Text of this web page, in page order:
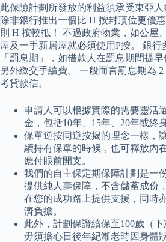
此保險計劃所發放的利益須承受東亞人
除非銀行推出一個比 H 按封頂位更優
則 H 按較抵！ 不過政府物業，如公屋
屋及一手新居屋就必須使用P按。 銀行
「罰息期」，如借款人在罰息期間提
另外繳交手續費。 一般而言罰息期為
考貸款信。
申請人可以根據實際的需要靈活
金，包括10年、15年、20年或終
保單逆按同逆按揭的理念一樣，
續持有保單的時候，也可釋放內
應付眼前開支。
我們的自主保定期保障計劃是一
提供純人壽保障，不含儲蓄成份
在您的成功路上提供支援，同時
濟負擔。
此外，計劃保證續保至100歲（下
毋須擔心日後年紀漸老時因身體